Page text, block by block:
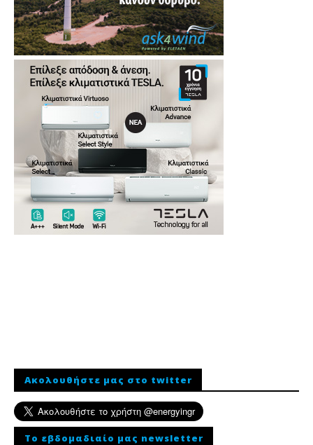
Ακολουθήστε μας στο twitter
To εβδομαδιαίο μας newsletter